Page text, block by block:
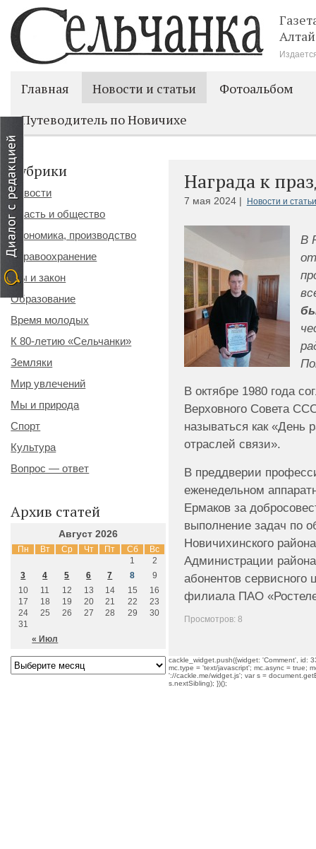
Главная Новости и статьи
Фотоальбом
Путеводитель по Новичихе
Награда к
7 мая 2024 | Новости и статьи
В
В октябре 1980 года
Верховного Совета
называться как «День
отраслей связи».
В преддверии
еженедельном
Ермаков за
выполнение задач по
Новичихинского
Администрации
абонентов сервисного
филиала ПАО
Просмотров: 8
cackle_widget.push({widget: 'Comment', id:
mc.type = 'text/javascript'; mc.async = true;
'://cackle.me/widget.js'; var s =
s.nextSibling); })();
Рубрики
Новости
Власть и общество
Экономика, производство
Здравоохранение
Мы и закон
Образование
Время молодых
К 80-летию «Сельчанки»
Земляки
Мир увлечений
Мы и природа
Спорт
Культура
Вопрос — ответ
Архив статей
Август 2026
Пн Вт Ср Чт Пт Сб Вс
« Июл
1
2
3
4 5 6 7 8
9
10
11 12 13 14 15
16
17
18 19 20 21 22
23
24
25 26 27 28 29
30
31